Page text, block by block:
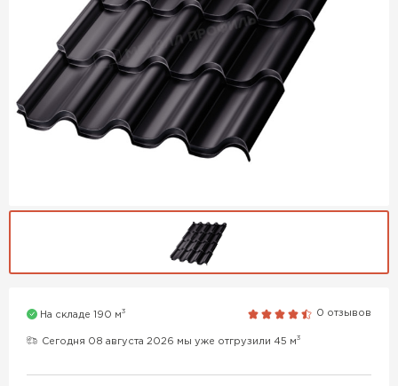
На складе 190 м3 0 отзывов
Сегодня 08 августа 2026 мы уже отгрузили 45 м3